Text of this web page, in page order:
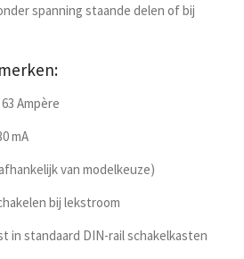
spanning staande delen of bij
Ampère
mA
van modelkeuze)
bij lekstroom
in standaard DIN-rail schakelkasten